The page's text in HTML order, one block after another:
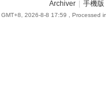
Archiver 手機版
GMT+8, 2026-8-8 17:59 , Processed